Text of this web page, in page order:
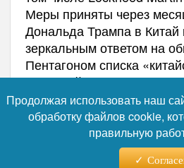
Меры приняты через
Дональда Трампа в Китай
зеркальным ответом на
Пентагоном списка
компаний» (CMC).
Продолжая использовать наш
обработку файлов cookie,
правильную